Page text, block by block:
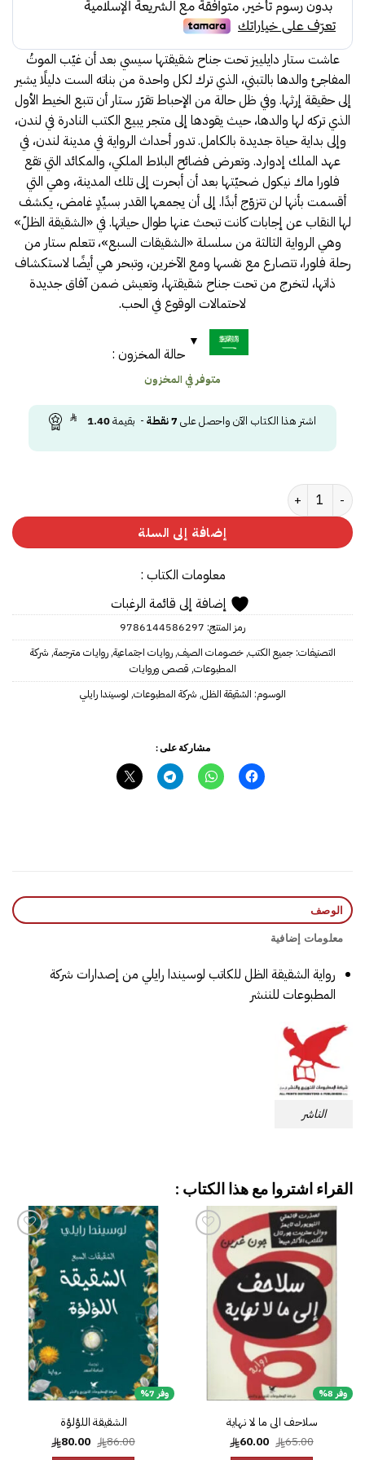
عاشت ستار دايلييز تحت جناح شقيقتها سيسي بعد أن غيّب الموتُ
المفاجئ والدها بالتبني، الذي ترك لكل واحدة من بناته الست دليلًا يشير
إلى حقيقة إرثها. وفي ظل حالة من الإحباط تقرّر ستار أن تتبع الخيط الأول
الذي تركه لها والدها، حيث يقودها إلى متجر يبيع الكتب النادرة في لندن،
وإلى بداية حياة جديدة بالكامل. تدور أحداث الرواية في مدينة لندن، في
عهد الملك إدوارد. وتعرض فضائح البلاط الملكي، والمكائد التي تقع
فلورا ماك نيكول ضحيّتها بعد أن أبحرت إلى تلك المدينة، وهي التي
أقسمت بأنها لن تتزوّج أبدًا. إلى أن يجمعها القدر بسيِّدٍ غامض، يكشف
لها النقاب عن إجابات كانت تبحث عنها طوال حياتها. في «الشقيقة الظلّ»
وهي الرواية الثالثة من سلسلة «الشقيقات السبع»، تتعلم ستار من
رحلة فلورا، تتصارع مع نفسها ومع الآخرين، وتبحر هي أيضًا لاستكشاف
ذاتها، لتخرج من تحت جناح شقيقتها، وتعيش ضمن آفاق جديدة
لاحتمالات الوقوع في الحب.
حالة المخزون :
متوفر في المخزون
اشتر هذا الكتاب الآن واحصل على 7نقطة- بقيمة1.40
كمية الشقيقة الظل
إضافة إلى السلة
معلومات الكتاب :
إضافة إلى قائمة الرغبات
رمز المنتج: 9786144586297
التصنيفات:جميع الكتب,خصومات الصيف,روايات اجتماعية,روايات مترجمة, شركة
المطبوعات, قصص وروايات
الوسوم: الشقيقة الظل, شركة المطبوعات, لوسيندا رايلي
مشاركة على :
الوصف
معلومات إضافية
رواية الشقيقة الظل للكاتب لوسيندا رايلي من إصدارات شركة
المطبوعات للننشر
الناشر
القراء اشتروا مع هذا الكتاب :
وفر 8%
إضافة
قائمة
سلاحف الى ما لا نهاية
65.00
السعر
الأصلي
60.00 السعر
الحالي
وفر 7%
إضافة
إلى
قائمة
الرغبات
الشقيقة اللؤلؤة
86.00
السعر
الأصلي
80.00 السعر
الحالي